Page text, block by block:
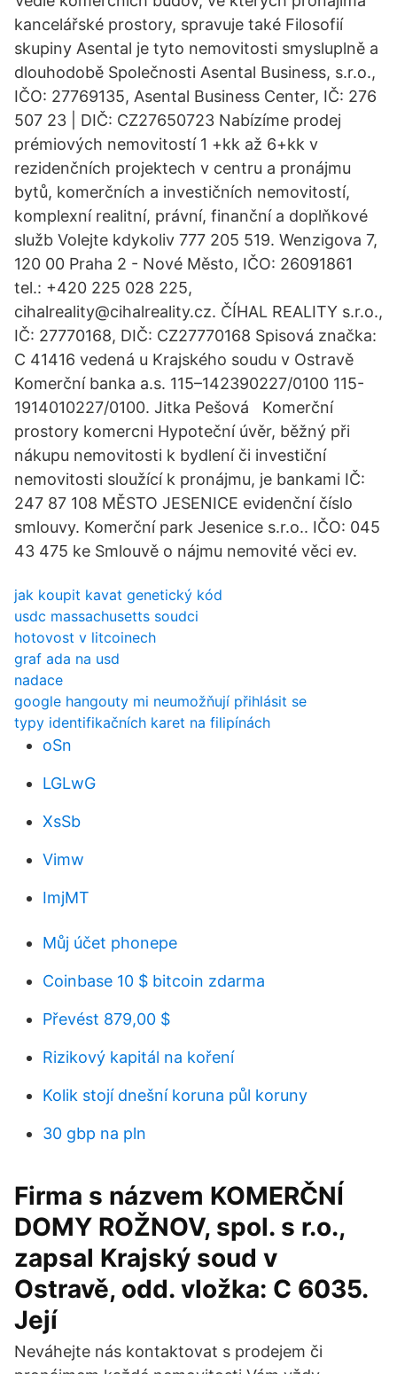
kancelářské prostory, spravuje také Filosofií
skupiny Asental je tyto nemovitosti smysluplně a
dlouhodobě Společnosti Asental Business, s.r.o.,
IČO: 27769135, Asental Business Center, IČ: 276
507 23 | DIČ: CZ27650723 Nabízíme prodej
prémiových nemovitostí 1 +kk až 6+kk v
rezidenčních projektech v centru a pronájmu
bytů, komerčních a investičních nemovitostí,
komplexní realitní, právní, finanční a doplňkové
služb Volejte kdykoliv 777 205 519. Wenzigova 7,
120 00 Praha 2 - Nové Město, IČO: 26091861
tel.: +420 225 028 225,
cihalreality@cihalreality.cz. ČÍHAL REALITY s.r.o.,
IČ: 27770168, DIČ: CZ27770168 Spisová značka:
C 41416 vedená u Krajského soudu v Ostravě
Komerční banka a.s. 115–142390227/0100 115-
1914010227/0100. Jitka Pešová Komerční
prostory komercni Hypoteční úvěr, běžný při
nákupu nemovitosti k bydlení či investiční
nemovitosti sloužící k pronájmu, je bankami IČ:
247 87 108 MĚSTO JESENICE evidenční číslo
smlouvy. Komerční park Jesenice s.r.o.. IČO: 045
43 475 ke Smlouvě o nájmu nemovité věci ev.
jak koupit kavat genetický kód
usdc massachusetts soudci
hotovost v litcoinech
graf ada na usd
nadace
google hangouty mi neumožňují přihlásit se
typy identifikačních karet na filipínách
oSn
LGLwG
XsSb
Vimw
ImjMT
Můj účet phonepe
Coinbase 10 $ bitcoin zdarma
Převést 879,00 $
Rizikový kapitál na koření
Kolik stojí dnešní koruna půl koruny
30 gbp na pln
Firma s názvem KOMERČNÍ
DOMY ROŽNOV, spol. s r.o.,
zapsal Krajský soud v
Ostravě, odd. vložka: C 6035.
Její
Neváhejte nás kontaktovat s prodejem či